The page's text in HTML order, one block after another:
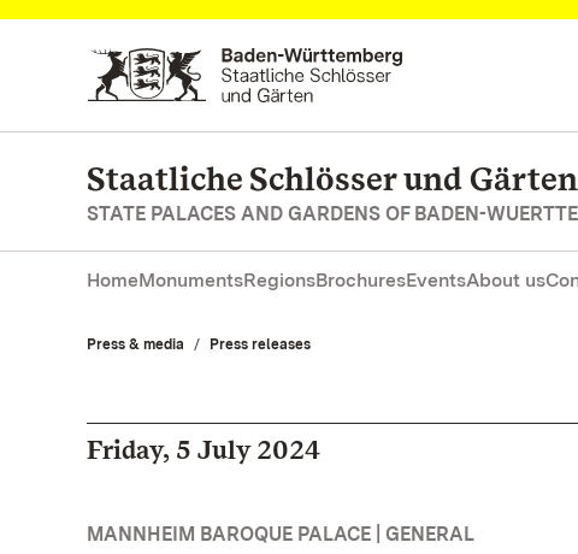
Navigate to main page
Staatliche Schlösser und
STATE PALACES AND GARDENS OF BADEN-
HomeMonumentsRegionsBrochuresEventsAbout us
Press & media Press releases
Friday, 5 July 2024
MANNHEIM BAROQUE PALACE | GENERAL